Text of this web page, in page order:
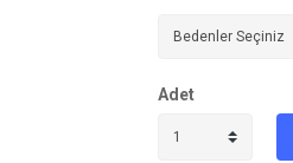
Adet